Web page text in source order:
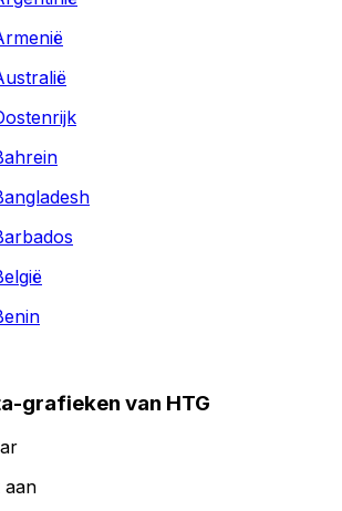
grafieken van HTG
aan